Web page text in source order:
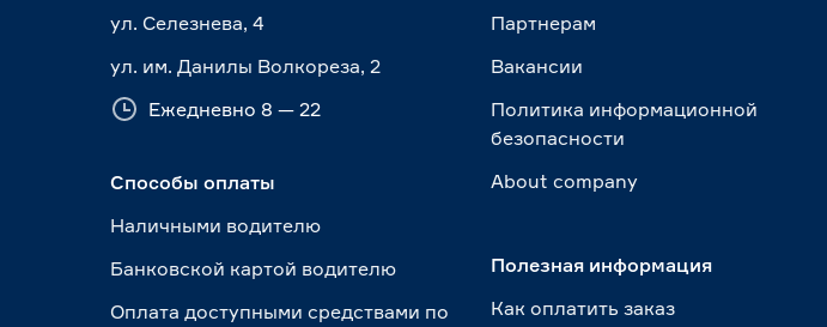
ул. Селезнева, 4
ул. им. Данилы Волкореза, 2
Ежедневно 8 — 22
Способы оплаты
Наличными водителю
Банковской картой водителю
Оплата доступными средствами по
Партнерам
Вакансии
Политика информационной
безопасности
About сompany
Полезная информация
Как оплатить заказ